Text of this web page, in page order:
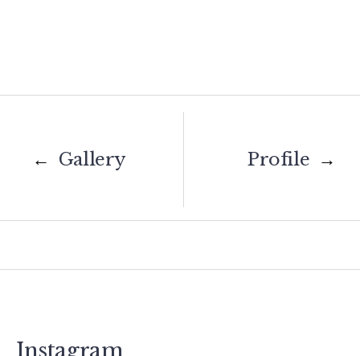
navigation
← Gallery Profile →
Instagram